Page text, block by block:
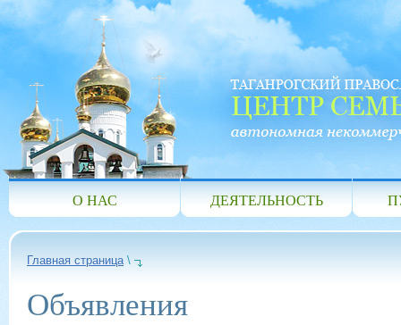
О НАС ДЕЯТЕЛЬНОСТЬ
Главная страница\
Объявления